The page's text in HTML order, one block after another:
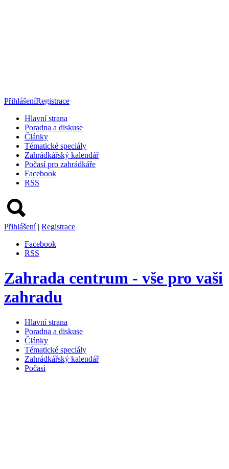
PřihlášeníRegistrace
Hlavní strana
Poradna a diskuse
Články
Tématické speciály
Zahrádkářský kalendář
Počasí pro zahrádkáře
Facebook
RSS
Přihlášení | Registrace
Facebook
RSS
Zahrada centrum - vše pro vaši
zahradu
Hlavní strana
Poradna a diskuse
Články
Tématické speciály
Zahrádkářský kalendář
Počasí